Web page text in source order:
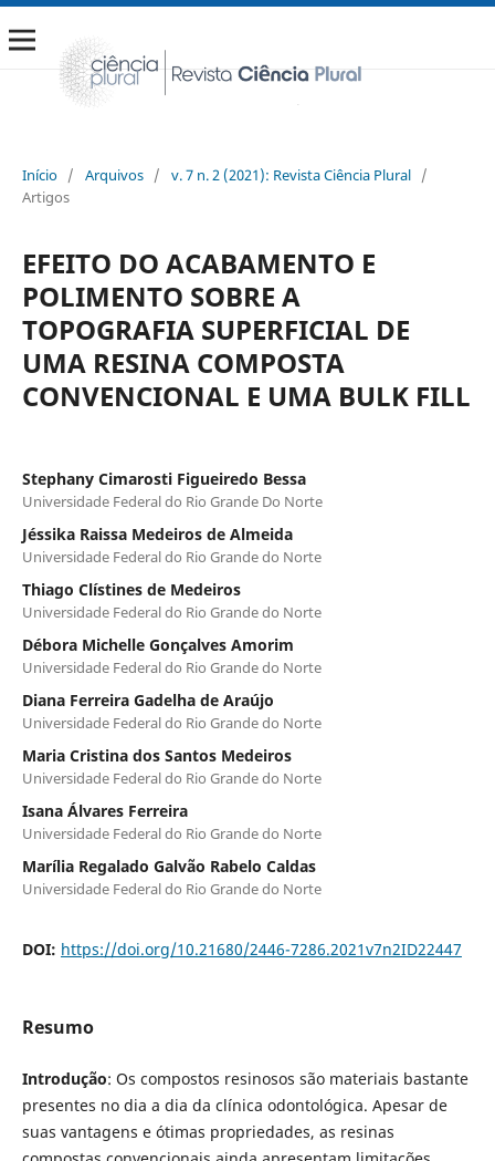
Início / Arquivos / v. 7 n. 2 (2021): Revista Ciência Plural /
Artigos
EFEITO DO ACABAMENTO E
POLIMENTO SOBRE A
TOPOGRAFIA SUPERFICIAL DE
UMA RESINA COMPOSTA
CONVENCIONAL E UMA BULK FILL
Stephany Cimarosti Figueiredo Bessa
Universidade Federal do Rio Grande Do Norte
Jéssika Raissa Medeiros de Almeida
Universidade Federal do Rio Grande do Norte
Thiago Clístines de Medeiros
Universidade Federal do Rio Grande do Norte
Débora Michelle Gonçalves Amorim
Universidade Federal do Rio Grande do Norte
Diana Ferreira Gadelha de Araújo
Universidade Federal do Rio Grande do Norte
Maria Cristina dos Santos Medeiros
Universidade Federal do Rio Grande do Norte
Isana Álvares Ferreira
Universidade Federal do Rio Grande do Norte
Marília Regalado Galvão Rabelo Caldas
Universidade Federal do Rio Grande do Norte
DOI: https://doi.org/10.21680/2446-7286.2021v7n2ID22447
Resumo
Introdução: Os compostos resinosos são materiais bastante
presentes no dia a dia da clínica odontológica. Apesar de
suas vantagens e ótimas propriedades, as resinas